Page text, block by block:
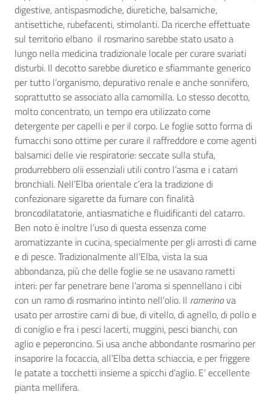
digestive, antispasmodiche, diuretiche, balsamiche,
antisettiche, rubefacenti, stimolanti. Da ricerche effettuate
sul territorio elbano il rosmarino sarebbe stato usato a
lungo nella medicina tradizionale locale per curare svariati
disturbi. Il decotto sarebbe diuretico e sfiammante generico
per tutto l’organismo, depurativo renale e anche sonnifero,
soprattutto se associato alla camomilla. Lo stesso decotto,
molto concentrato, un tempo era utilizzato come
detergente per capelli e per il corpo. Le foglie sotto forma di
fumacchi sono ottime per curare il raffreddore e come agenti
balsamici delle vie respiratorie: seccate sulla stufa,
produrrebbero olii essenziali utili contro l’asma e i catarri
bronchiali. Nell’Elba orientale c’era la tradizione di
confezionare sigarette da fumare con finalità
broncodilatatorie, antiasmatiche e fluidificanti del catarro.
Ben noto è inoltre l’uso di questa essenza come
aromatizzante in cucina, specialmente per gli arrosti di carne
e di pesce. Tradizionalmente all’Elba, vista la sua
abbondanza, più che delle foglie se ne usavano rametti
interi: per far penetrare bene l’aroma si spennellano i cibi
con un ramo di rosmarino intinto nell’olio. Il ramerinova
usato per arrostire carni di bue, di vitello, di agnello, di pollo e
di coniglio e fra i pesci lacerti, muggini, pesci bianchi, con
aglio e peperoncino. Si usa anche abbondante rosmarino per
insaporire la focaccia, all’Elba detta schiaccia, e per friggere
le patate a tocchetti insieme a spicchi d’aglio. E’ eccellente
pianta mellifera.